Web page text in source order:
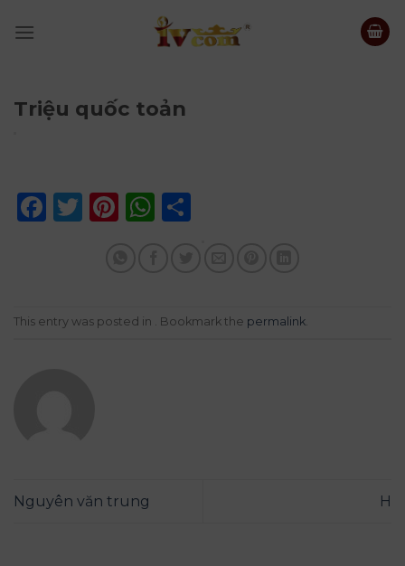
Triệu quốc toản
Facebook
Twitter
Pinterest
WhatsApp
This entry was posted in . Bookmark the permalink.
Nguyên văn trung H